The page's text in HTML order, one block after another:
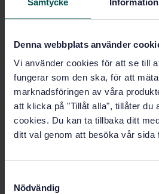
Denna webbplats använder
Vi använder cookies för att se till
fungerar som den ska, för att
marknadsföringen av våra
att klicka på "Tillåt alla", tillåter du
cookies. Du kan ta tillbaka ditt
ditt val genom att besöka vår sida
Nödvändig
STANDARD
Pan head screws with type H or
Product grade A (ISO 7045:2011)
Subscribe on
PDF